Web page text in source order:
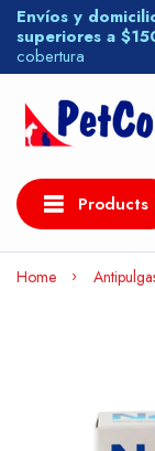
Envíos y
superiores a
cobertura
Products
Home